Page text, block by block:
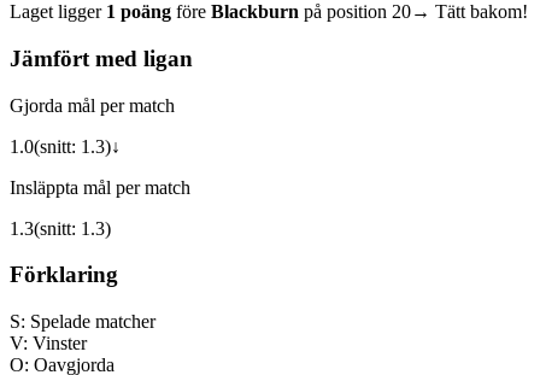
Laget ligger 1 poäng före Blackburn på position 20→ Tätt bakom!
Jämfört med ligan
Gjorda mål per match
1.0(snitt: 1.3)↓
Insläppta mål per match
1.3(snitt: 1.3)
Förklaring
S: Spelade matcher
V: Vinster
O: Oavgjorda